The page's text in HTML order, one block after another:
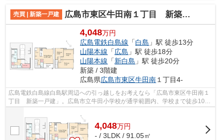
売買 | 新築一戸建 広島市東区牛田南１丁目 新築一戸建
4,048万円
広島電鉄白島線 「白島 」駅 徒歩13分
山陽本線 「広島 」駅 徒歩18分
山陽本線 「新白島 」駅 徒歩20分
新築 / 3階建
広島県広島市東区牛田南 １丁目4-
広島電鉄白島線白島駅周辺への引っ越しをお考えなら「広島市東区牛田南１
丁目 新築一戸建」。広島市立牛田小学校が通学範囲内、学校まで徒歩10
分。新築の戸建て物件です。人生に何度...
4,048万円
- / 3LDK / 91.05㎡